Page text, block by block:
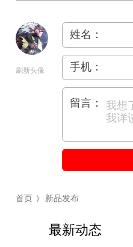
刷新头像
姓名：
手机：
留言：
首页 》 新品发布
最新动态